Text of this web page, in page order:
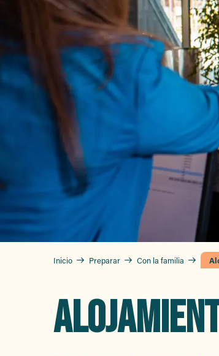
Inicio Preparar Con la familia